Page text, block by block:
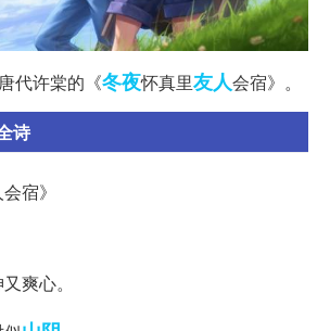
代许棠的《冬夜怀真里友人会宿》。
诗
宿》
爽心。